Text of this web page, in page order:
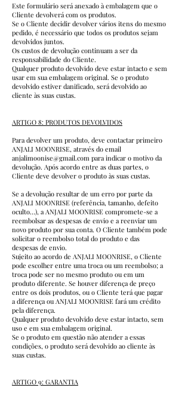
Este formulário será anexado à embalagem que o
Cliente devolverá com os produtos.
Se o Cliente decidir devolver vários itens do mesmo
pedido, é necessário que todos os produtos sejam
devolvidos juntos.
Os custos de devolução continuam a ser da
responsabilidade do Cliente.
Qualquer produto devolvido deve estar intacto e sem
usar em sua embalagem original. Se o produto
devolvido estiver danificado, será devolvido ao
cliente às suas custas.
ARTIGO 8: PRODUTOS DEVOLVIDOS
Para devolver um produto, deve contactar primeiro
ANJALI MOONRISE, através do email
anjalimoonise@gmail.com para indicar o motivo da
devolução. Após acordo entre as duas partes, o
Cliente deve devolver o produto às suas custas.
Se a devolução resultar de um erro por parte da
ANJALI MOONRISE (referência, tamanho, defeito
oculto…), a ANJALI MOONRISE compromete-se a
reembolsar as despesas de envio e a reenviar um
novo produto por sua conta. O Cliente também pode
solicitar o reembolso total do produto e das
despesas de envio.
Sujeito ao acordo de ANJALI MOONRISE, o Cliente
pode escolher entre uma troca ou um reembolso; a
troca pode ser no mesmo produto ou em um
produto diferente. Se houver diferença de preço
entre os dois produtos, ou o Cliente terá que pagar
a diferença ou ANJALI MOONRISE fará um crédito
pela diferença.
Qualquer produto devolvido deve estar intacto, sem
uso e em sua embalagem original.
Se o produto em questão não atender a essas
condições, o produto será devolvido ao cliente às
suas custas.
ARTIGO 9: GARANTIA